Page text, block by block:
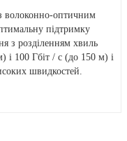
волоконно-оптичним
підтримку
з розділенням хвиль
і 100 Гбіт / с (до 150 м) і
швидкостей.